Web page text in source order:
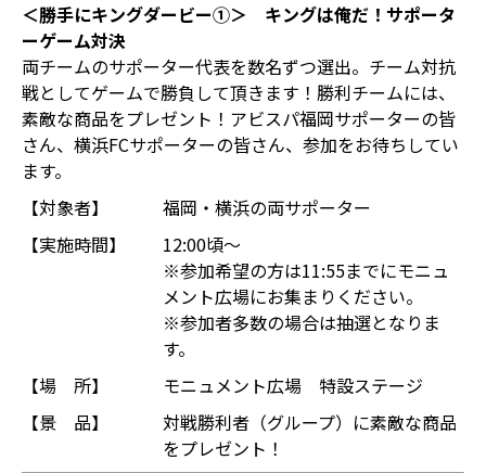
＜勝手にキングダービー①＞ キングは俺だ ！サポータ
ーゲーム対決
両チームのサポーター代表を数名ずつ選出。チーム対抗
戦としてゲームで勝負して頂きます！勝利チームには、
素敵な商品をプレゼント！アビスパ福岡サポーターの皆
さん、横浜FCサポーターの皆さん、参加をお待ちしてい
ます。
【対象者】
福岡・横浜の両サポーター
【実施時間】
12:00頃～
※参加希望の方は11:55までにモニュ
メント広場にお集まりください。
※参加者多数の場合は抽選となりま
す。
【場 所】
モニュメント広場 特設ステージ
【景 品】
対戦勝利者（グループ）に素敵な商品
をプレゼント！